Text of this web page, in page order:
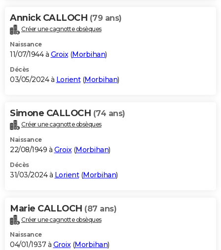
Annick CALLOCH (79 ans)
Créer une cagnotte obsèques
Naissance
11/07/1944 à Groix(Morbihan)
Décès
03/05/2024 à Lorient(Morbihan)
Simone CALLOCH (74 ans)
Créer une cagnotte obsèques
Naissance
22/08/1949 à Groix (Morbihan)
Décès
31/03/2024 à Lorient(Morbihan)
Marie CALLOCH (87 ans)
Créer une cagnotte obsèques
Naissance
04/01/1937 à Groix(Morbihan)